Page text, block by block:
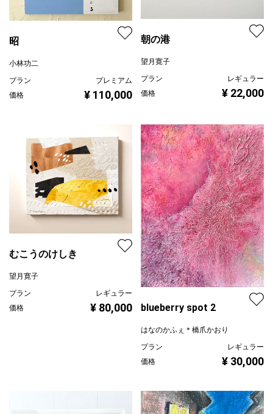
昭
小林功二
プラン
プレミアム
価格
¥ 110,000
朝の港
望月寛子
プラン
レギュラー
価格
¥ 22,000
むこうのけしき
望月寛子
プラン
レギュラー
価格
¥ 80,000 blueberry spot 2
はなのかふぇ＊橋爪かおり
プラン
レギュラー
価格
¥ 30,000